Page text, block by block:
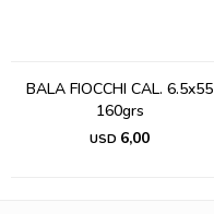
BALA FIOCCHI CAL. 6.5x55
160grs
USD 6,00